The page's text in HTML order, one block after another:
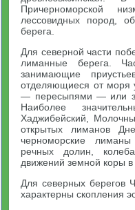
Причерноморской
лессовидных пород,
берега.
Для северной части
лиманные берега.
занимающие
отделяющиеся от моря
— пересыпями — или
Наиболее
Хаджибейский,
открытых лиманов
черноморские
речных долин,
движений земной коры в
Для северных берегов
характерны скопления